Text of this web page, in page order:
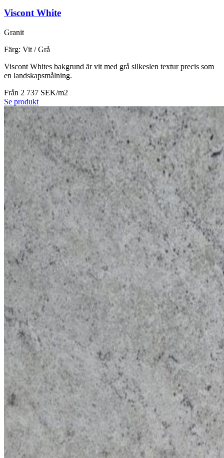
Viscont White
Granit
Färg: Vit / Grå
Viscont Whites bakgrund är vit med grå silkeslen textur precis som
en landskapsmålning.
Från 2 737 SEK/m2
Se produkt